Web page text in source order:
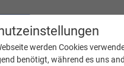
werden Cookies
benötigt, während es uns